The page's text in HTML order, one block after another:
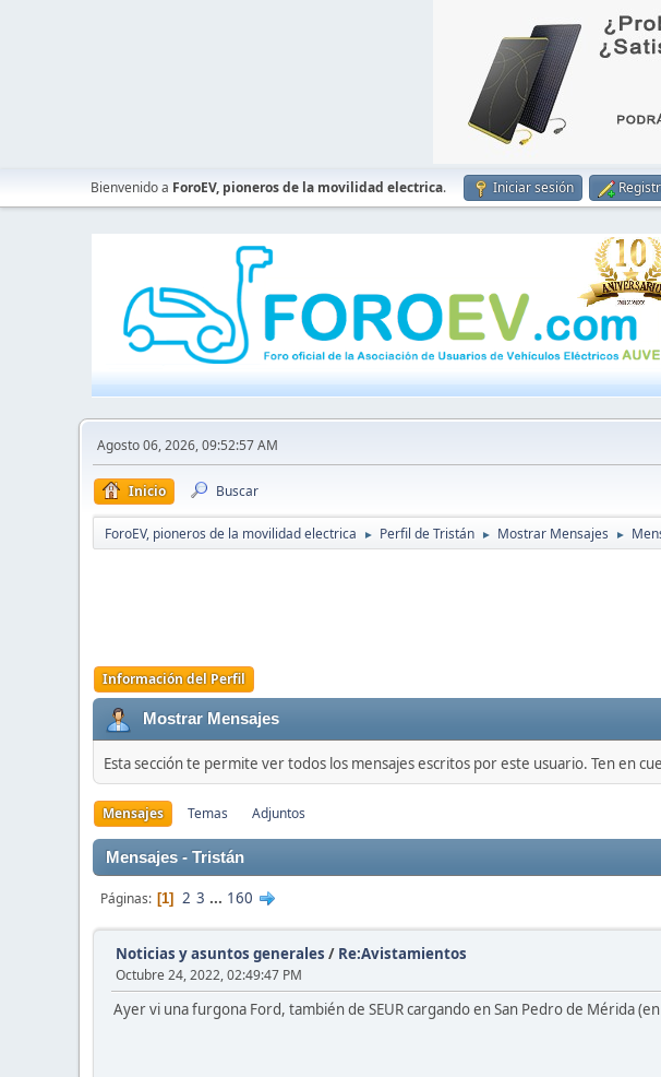
Bienvenido a ForoEV, pioneros de la movilidad electrica. Iniciar sesión
Agosto 06, 2026, 09:52:57 AM
Inicio Buscar
ForoEV, pioneros de la movilidad electrica ► Perfil de Tristán ► Mostrar Mensajes ►
Información del Perfil
Mostrar Mensajes
Esta sección te permite ver todos los mensajes escritos por este usuario. Ten en
Mensajes Temas Adjuntos
Mensajes - Tristán
Páginas 1 2 3 ... 160
Noticias y asuntos generales / Re:Avistamientos
Octubre 24, 2022, 02:49:47 PM
Ayer vi una furgona Ford, también de SEUR cargando en San Pedro de Mérida